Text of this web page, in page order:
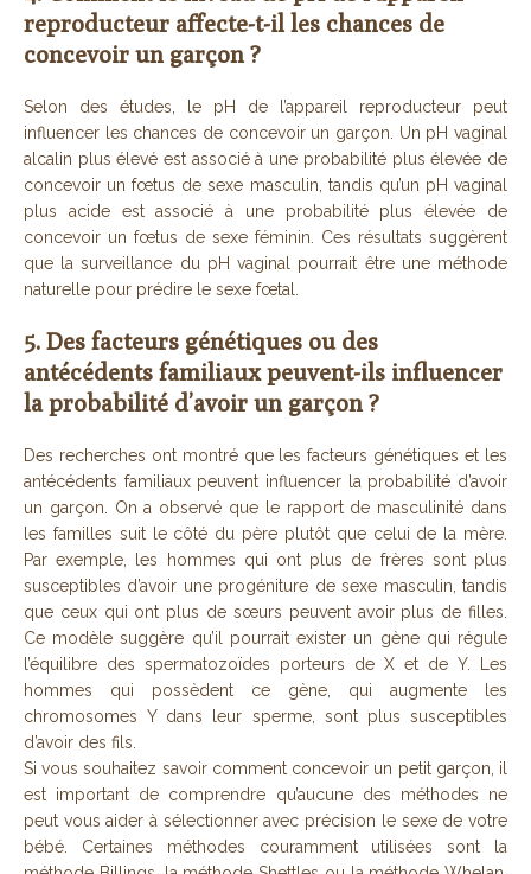
reproducteur affecte-t-il les chances de
concevoir un garçon ?
Selon des études, le pH de l’appareil reproducteur peut
influencer les chances de concevoir un garçon. Un pH vaginal
alcalin plus élevé est associé à une probabilité plus élevée de
concevoir un fœtus de sexe masculin, tandis qu’un pH vaginal
plus acide est associé à une probabilité plus élevée de
concevoir un fœtus de sexe féminin. Ces résultats suggèrent
que la surveillance du pH vaginal pourrait être une méthode
naturelle pour prédire le sexe fœtal.
5. Des facteurs génétiques ou des
antécédents familiaux peuvent-ils influencer
la probabilité d’avoir un garçon ?
Des recherches ont montré que les facteurs génétiques et les
antécédents familiaux peuvent influencer la probabilité d’avoir
un garçon. On a observé que le rapport de masculinité dans
les familles suit le côté du père plutôt que celui de la mère.
Par exemple, les hommes qui ont plus de frères sont plus
susceptibles d’avoir une progéniture de sexe masculin, tandis
que ceux qui ont plus de sœurs peuvent avoir plus de filles.
Ce modèle suggère qu’il pourrait exister un gène qui régule
l’équilibre des spermatozoïdes porteurs de X et de Y. Les
hommes qui possèdent ce gène, qui augmente les
chromosomes Y dans leur sperme, sont plus susceptibles
d’avoir des fils.
Si vous souhaitez savoir comment concevoir un petit garçon, il
est important de comprendre qu’aucune des méthodes ne
peut vous aider à sélectionner avec précision le sexe de votre
bébé. Certaines méthodes couramment utilisées sont la